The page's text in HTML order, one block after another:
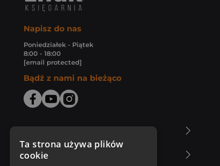
Napisz do nas
Poniedziałek - Piątek
8:00 - 18:00
[email protected]
Bądź z nami na bieżąco
Zakupy u nas
Ta strona używa plików
cookie